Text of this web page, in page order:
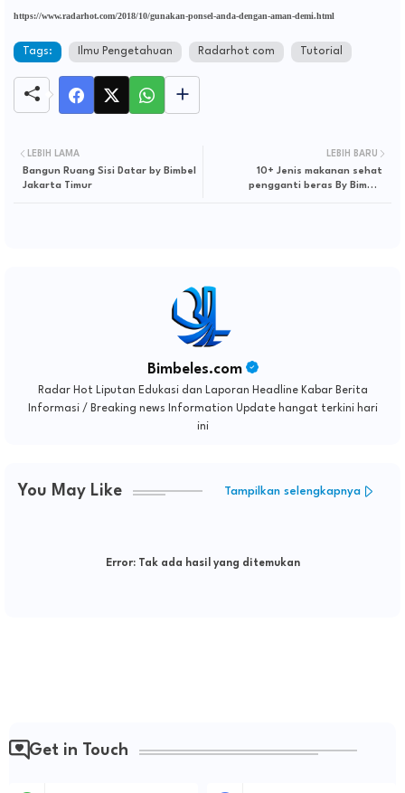
https://www.radarhot.com/2018/10/gunakan-ponsel-anda-dengan-aman-demi.html
Tags: Ilmu Pengetahuan Radarhot com Tutorial
LEBIH BARU
10+ Jenis makanan sehat
pengganti beras By Bimbel
LEBIH LAMA
Bangun Ruang Sisi Datar by Bimbel
Jakarta Timur
Bimbeles.com
Radar Hot Liputan Edukasi dan Laporan Headline Kabar Berita
Informasi / Breaking news Information Update hangat terkini hari
ini
You May Like Tampilkan selengkapnya
Error:Tak ada hasil yang ditemukan
Get in Touch